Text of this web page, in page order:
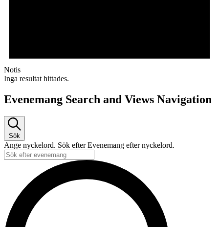
Notis
Inga resultat hittades.
Evenemang Search and Views Navigation
Sök
Ange nyckelord. Sök efter Evenemang efter nyckelord.